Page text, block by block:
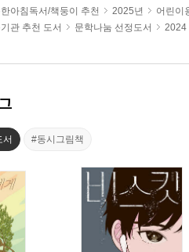
아침독서/책둥이 추천 2025년
어린이
관 추천 도서 문학나눔 선정도서 2024
서 #동시그림책